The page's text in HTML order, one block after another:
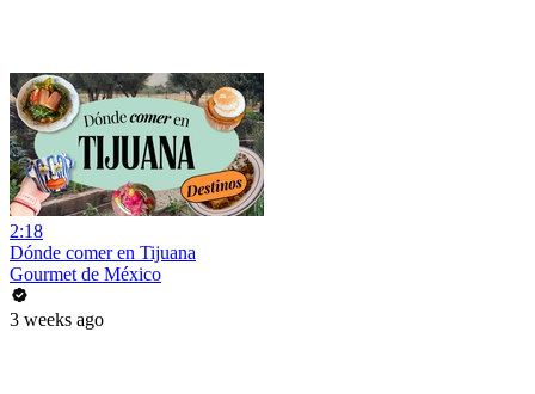
2:18
Dónde comer en Tijuana
Gourmet de México
3 weeks ago